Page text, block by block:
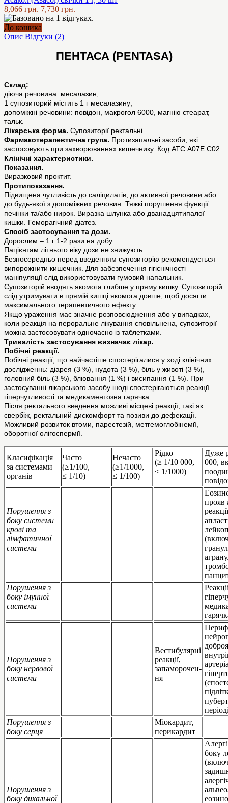
8,066 грн. 7,730 грн.
До кошика
Опис Відгуки (2)
ПЕНТАСА (PENTASA)
Склад:
діюча речовина: месалазин;
1 супозиторий містить 1 г месалазину;
допоміжні речовини: повідон, макрогол 6000, магнію стеарат,
тальк.
Лікарська форма. Супозиторії ректальні.
Фармакотерапевтична група. Протизапальні засоби, які
застосовують при захворюваннях кишечнику. Код АТС А07Е С02.
Клінічні характеристики.
Показання.
Виразковий проктит.
Протипоказання.
Підвищена чутливість до саліцилатів, до активної речовини або
до будь-якої з допоміжних речовин. Тяжкі порушення функції
печінки та/або нирок. Виразка шлунка або дванадцятипалої
кишки. Геморагічний діатез.
Спосіб застосування та дози.
Дорослим – 1 г 1-2 рази на добу.
Пацієнтам літнього віку дози не знижують.
Безпосередньо перед введенням супозиторію рекомендується
випорожнити кишечник. Для забезпечення гігієнічності
маніпуляції слід використовувати гумовий напальник.
Супозиторій вводять якомога глибше у пряму кишку. Супозиторій
слід утримувати в прямій кишці якомога довше, щоб досягти
максимального терапевтичного ефекту.
Якщо ураження має значне розповсюдження або у випадках,
коли реакція на пероральне лікування сповільнена, супозиторії
можна застосовувати одночасно із таблетками.
Тривалість застосування визначає лікар.
Побічні реакції.
Побічні реакції, що найчастіше спостерігалися у ході клінічних
дослідженнь: діарея (3 %), нудота (3 %), біль у животі (3 %),
головний біль (3 %), блювання (1 %) і висипання (1 %). При
застосуванні лікарського засобу іноді спостерігаються реакції
гіперчутливості та медикаментозна гарячка.
Після ректального введення можливі місцеві реакції, такі як
свербіж, ректальний дискомфорт та позиви до дефекації.
Можливий розвиток втоми, парестезій, метгемоглобінемії,
оборотної олігоспермії.
Класифікація
за системами
органів
Часто
(≥1/100,
≤ 1/10)
Нечасто
(≥1/1000,
≤ 1/100)
Рідко
(≥ 1/10 000,
< 1/1000)
Дуже
000,
Порушення з
боку системи
крові та
лімфатичної
системи
прояв
Порушення з
боку імунної
системи
Порушення з
боку нервової
системи
Вестибулярні
реакції,
запаморочен-
ня
Порушення з
боку серця
Міокардит,
перикардит
Порушення з
боку дихальної
боку